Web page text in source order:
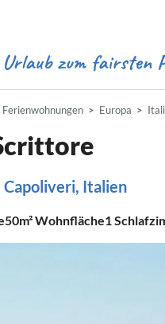
Europa
Capoliveri, Italien
50m²Wohnfläche1